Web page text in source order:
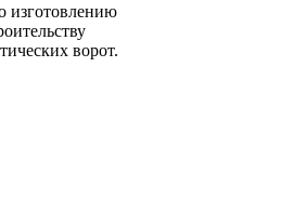
изготовлению
ворот.